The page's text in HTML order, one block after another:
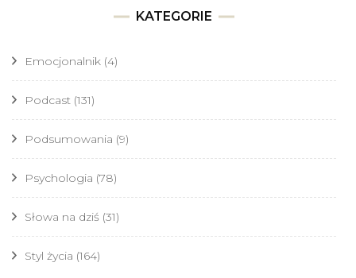
KATEGORIE
Emocjonalnik (4)
Podcast (131)
Podsumowania (9)
Psychologia (78)
Słowa na dziś (31)
Styl życia (164)